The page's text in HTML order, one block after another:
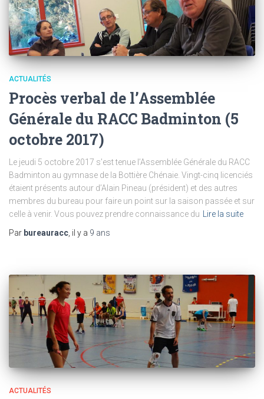
ACTUALITÉS
Procès verbal de l’Assemblée
Générale du RACC Badminton (5
octobre 2017)
Le jeudi 5 octobre 2017 s’est tenue l’Assemblée Générale du RACC
Badminton au gymnase de la Bottière Chénaie. Vingt-cinq licenciés
étaient présents autour d’Alain Pineau (président) et des autres
membres du bureau pour faire un point sur la saison passée et sur
celle à venir. Vous pouvez prendre connaissance du
Lire la suite
Par bureauracc , il y a 9 ans
ACTUALITÉS